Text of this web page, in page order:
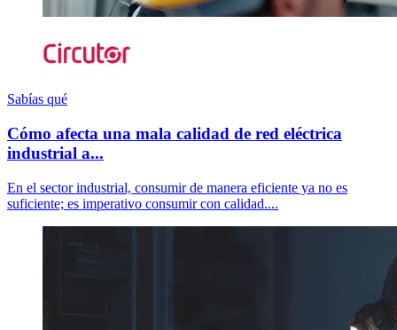
Sabías qué
Cómo afecta una mala calidad de red eléctrica
industrial a...
En el sector industrial, consumir de manera eficiente ya no es
suficiente; es imperativo consumir con calidad....